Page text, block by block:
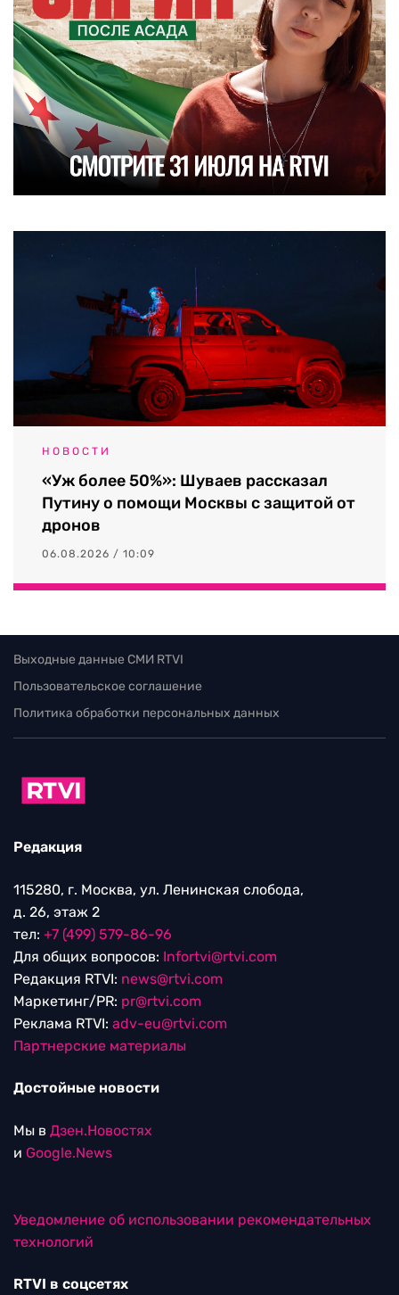
НОВОСТИ
«Уж более 50%»: Шуваев рассказал
Путину о помощи Москвы с защитой от
дронов
06.08.2026 / 10:09
Выходные данные СМИ RTVI
Пользовательское соглашение
Политика обработки персональных данных
Редакция
115280, г. Москва, ул. Ленинская слобода,
д. 26, этаж 2
тел: +7 (499) 579-86-96
Для общих вопросов: Infortvi@rtvi.com
Редакция RTVI: news@rtvi.com
Маркетинг/PR: pr@rtvi.com
Реклама RTVI: adv-eu@rtvi.com
Партнерские материалы
Достойные новости
Мы в Дзен.Новостях
и Google.News
Уведомление об использовании рекомендательных
технологий
RTVI в соцсетях